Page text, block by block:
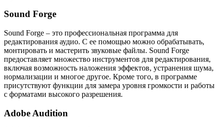
Sound Forge
Sound Forge – это профессиональная программа для
редактирования аудио. С ее помощью можно обрабатывать,
монтировать и мастерить звуковые файлы. Sound Forge
предоставляет множество инструментов для редактирования,
включая возможность наложения эффектов, устранения шума,
нормализации и многое другое. Кроме того, в программе
присутствуют функции для замера уровня громкости и работы
с форматами высокого разрешения.
Adobe Audition